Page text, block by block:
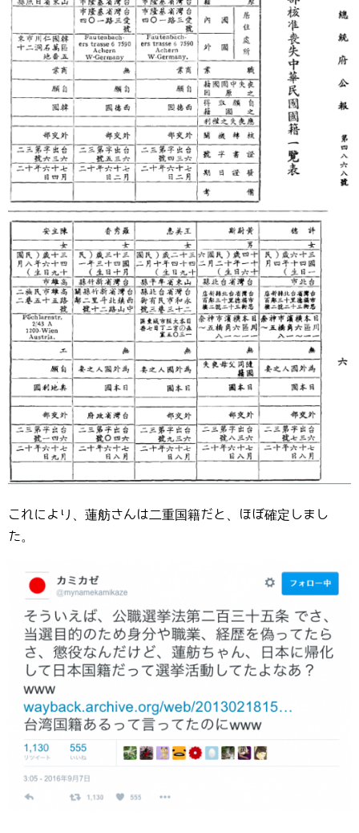
これにより、蓮舫さんは二重国籍だと、ほぼ確定しまし
た。